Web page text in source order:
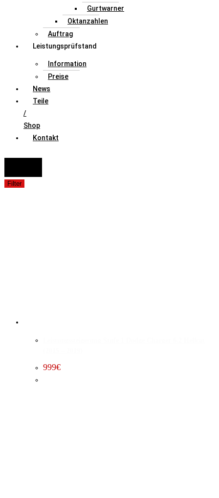
Gurtwarner
Oktanzahlen
Auftrag
Leistungsprüfstand
Information
Preise
News
Teile
/
Shop
Kontakt
Filter
999€